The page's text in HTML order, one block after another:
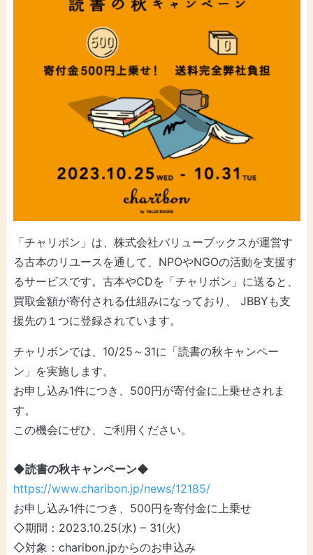
「チャリボン」は、株式会社バリューブックスが運営す
る古本のリユースを通して、NPOやNGOの活動を支援す
るサービスです。古本やCDを「チャリボン」に送ると、
買取金額が寄付される仕組みになっており、 JBBYも支
援先の１つに登録されています。
チャリボンでは、10/25～31に「読書の秋キャンペー
ン」を実施します。
お申し込み1件につき、500円が寄付金に上乗せされま
す。
この機会にぜひ、ご利用ください。
◆読書の秋キャンペーン◆
https://www.charibon.jp/news/12185/
お申し込み1件につき、500円を寄付金に上乗せ
◇期間：2023.10.25(水) – 31(火)
◇対象：charibon.jpからのお申込み